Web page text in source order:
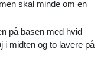
skal minde om en
på basen med hvid
i midten og to lavere på